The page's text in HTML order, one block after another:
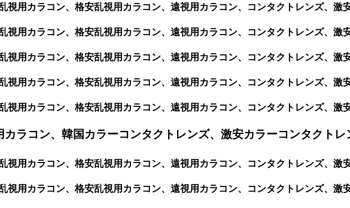
用カラコン、格安乱視用カラコン、遠視用カラコン、コンタクトレンズ、激
用カラコン、格安乱視用カラコン、遠視用カラコン、コンタクトレンズ、激
用カラコン、格安乱視用カラコン、遠視用カラコン、コンタクトレンズ、激
用カラコン、格安乱視用カラコン、遠視用カラコン、コンタクトレンズ、激
用カラコン、格安乱視用カラコン、遠視用カラコン、コンタクトレンズ、激
ラコン、韓国カラーコンタクトレンズ、激安カラーコンタクト
用カラコン、格安乱視用カラコン、遠視用カラコン、コンタクトレンズ、激
用カラコン、格安乱視用カラコン、遠視用カラコン、コンタクトレンズ、激